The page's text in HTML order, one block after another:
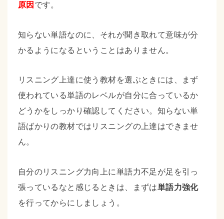
原因 です。
知らない単語なのに、それが聞き取れて意味が分
かるようになるということはありません。
リスニング上達に使う教材を選ぶときには、まず
使われている単語のレベルが自分に合っているか
どうかをしっかり確認してください。知らない単
語ばかりの教材ではリスニングの上達はできませ
ん。
自分のリスニング力向上に単語力不足が足を引っ
張っているなと感じるときは、まずは単語力強化
を行ってからにしましょう。